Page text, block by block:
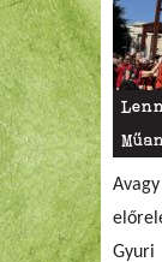
Gyuri